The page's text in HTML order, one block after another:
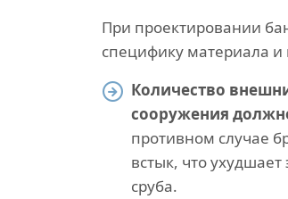
При проектировании
специфику материала
Количество
сооружения
противном случае
встык, что
сруба.